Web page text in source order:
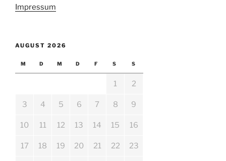
Impressum
AUGUST 2026
M D M D F S S
1 2
3 4 5 6 7 8 9
10 11 12 13 14 15 16
17 18 19 20 21 22 23